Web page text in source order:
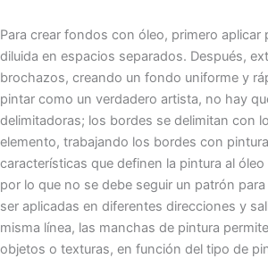
Para crear fondos con óleo, primero aplicar
diluida en espacios separados. Después,
brochazos, creando un fondo uniforme y
pintar como un verdadero artista, no hay
delimitadoras; los bordes se delimitan con
elemento, trabajando los bordes con
características que definen la pintura al
por lo que no se debe seguir un patrón
ser aplicadas en diferentes direcciones y
misma línea, las manchas de pintura
objetos o texturas, en función del tipo de